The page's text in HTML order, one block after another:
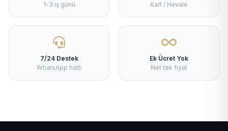
1-3 iş günü
Kart / Havale
7/24 Destek
WhatsApp hattı
Ek Ücret Yok
Net tek fiyat